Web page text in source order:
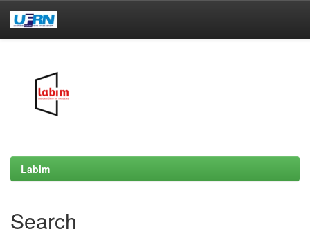
Labim
Search